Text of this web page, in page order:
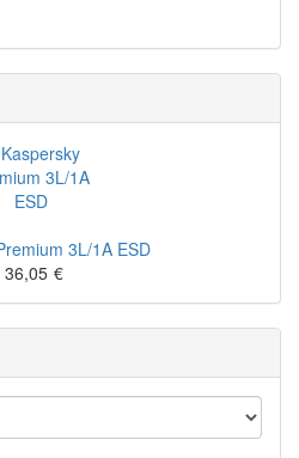
3L/1A ESD
36,05 €